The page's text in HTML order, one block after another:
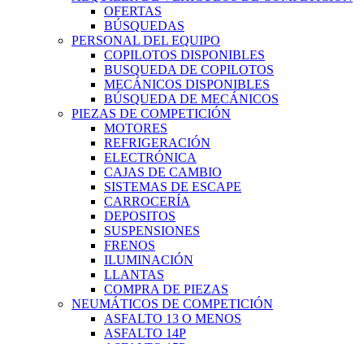
OFERTAS
BÚSQUEDAS
PERSONAL DEL EQUIPO
COPILOTOS DISPONIBLES
BUSQUEDA DE COPILOTOS
MECÁNICOS DISPONIBLES
BÚSQUEDA DE MECÁNICOS
PIEZAS DE COMPETICIÓN
MOTORES
REFRIGERACIÓN
ELECTRÓNICA
CAJAS DE CAMBIO
SISTEMAS DE ESCAPE
CARROCERÍA
DEPOSITOS
SUSPENSIONES
FRENOS
ILUMINACIÓN
LLANTAS
COMPRA DE PIEZAS
NEUMÁTICOS DE COMPETICIÓN
ASFALTO 13 O MENOS
ASFALTO 14P